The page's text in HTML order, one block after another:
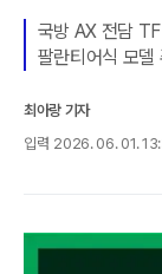
국방 AX 전담
팔란티어식 모
최아랑 기자
입력 2026. 06. 01.